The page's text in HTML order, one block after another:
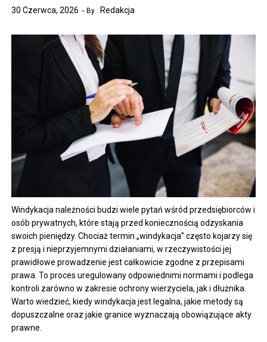
30 Czerwca, 2026 By : Redakcja
Windykacja należności budzi wiele pytań wśród przedsiębiorców i
osób prywatnych, które stają przed koniecznością odzyskania
swoich pieniędzy. Chociaż termin „windykacja” często kojarzy się
z presją i nieprzyjemnymi działaniami, w rzeczywistości jej
prawidłowe prowadzenie jest całkowicie zgodne z przepisami
prawa. To proces uregulowany odpowiednimi normami i podlega
kontroli zarówno w zakresie ochrony wierzyciela, jak i dłużnika.
Warto wiedzieć, kiedy windykacja jest legalna, jakie metody są
dopuszczalne oraz jakie granice wyznaczają obowiązujące akty
prawne.